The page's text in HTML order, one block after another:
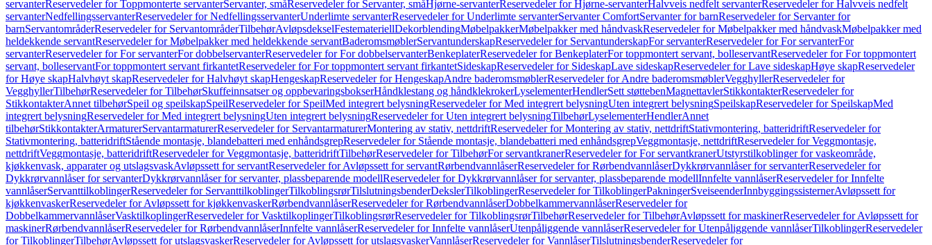
servanterReservedeler for Toppmonterte servanterServanter, småReservedeler for Servanter, småHjørne-servanterReservedeler for Hjørne-servanterHalvveis nedfelt servanterReservedeler for Halvveis nedfelt
servanterNedfellingsservanterReservedeler for NedfellingsservanterUnderlimte servanterReservedeler for Underlimte servanterServanter ComfortServanter for barnReservedeler for Servanter for
barnServantområderReservedeler for ServantområderTilbehørAvløpsdekselFestemateriellDekorblendingMøbelpakkerMøbelpakker med håndvaskReservedeler for Møbelpakker med håndvaskMøbelpakker med
heldekkende servantReservedeler for Møbelpakker med heldekkende servantBaderomsmøblerServantunderskapReservedeler for ServantunderskapFor servanterReservedeler for For servanterFor
servanterReservedeler for For servanterFor dobbelservanterReservedeler for For dobbelservanterBenkeplaterReservedeler for BenkeplaterFor toppmontert servant, bolleservantReservedeler for For toppmontert
servant, bolleservantFor toppmontert servant firkantetReservedeler for For toppmontert servant firkantetSideskapReservedeler for SideskapLave sideskapReservedeler for Lave sideskapHøye skapReservedeler
for Høye skapHalvhøyt skapReservedeler for Halvhøyt skapHengeskapReservedeler for HengeskapAndre baderomsmøblerReservedeler for Andre baderomsmøblerVegghyllerReservedeler for
VegghyllerTilbehørReservedeler for TilbehørSkuffeinnsatser og oppbevaringsbokserHåndklestang og håndklekrokerLyselementerHendlerSett støttebenMagnettavlerStikkontakterReservedeler for
StikkontakterAnnet tilbehørSpeil og speilskapSpeilReservedeler for SpeilMed integrert belysningReservedeler for Med integrert belysningUten integrert belysningSpeilskapReservedeler for SpeilskapMed
integrert belysningReservedeler for Med integrert belysningUten integrert belysningReservedeler for Uten integrert belysningTilbehørLyselementerHendlerAnnet
tilbehørStikkontakterArmaturerServantarmaturerReservedeler for ServantarmaturerMontering av stativ, nettdriftReservedeler for Montering av stativ, nettdriftStativmontering, batteridriftReservedeler for
Stativmontering, batteridriftStående montasje, blandebatteri med enhåndsgrepReservedeler for Stående montasje, blandebatteri med enhåndsgrepVeggmontasje, nettdriftReservedeler for Veggmontasje,
nettdriftVeggmontasje, batteridriftReservedeler for Veggmontasje, batteridriftTilbehørReservedeler for TilbehørFor servantkranerReservedeler for For servantkranerUtstyrstilkoblinger for vaskeområde,
kjøkkenvask, apparater og utslagsvaskAvløpssett for servantReservedeler for Avløpssett for servantRørbendvannlåserReservedeler for RørbendvannlåserDykkrørvannlåser for servanterReservedeler for
Dykkrørvannlåser for servanterDykkrørvannlåser for servanter, plassbeparende modellReservedeler for Dykkrørvannlåser for servanter, plassbeparende modellInnfelte vannlåserReservedeler for Innfelte
vannlåserServanttilkoblingerReservedeler for ServanttilkoblingerTilkoblingsrørTilslutningsbenderDekslerTilkoblingerReservedeler for TilkoblingerPakningerSveiseenderInnbyggingssisternerAvløpssett for
kjøkkenvaskerReservedeler for Avløpssett for kjøkkenvaskerRørbendvannlåserReservedeler for RørbendvannlåserDobbelkammervannlåserReservedeler for
DobbelkammervannlåserVasktilkoplingerReservedeler for VasktilkoplingerTilkoblingsrørReservedeler for TilkoblingsrørTilbehørReservedeler for TilbehørAvløpssett for maskinerReservedeler for Avløpssett for
maskinerRørbendvannlåserReservedeler for RørbendvannlåserInnfelte vannlåserReservedeler for Innfelte vannlåserUtenpåliggende vannlåserReservedeler for Utenpåliggende vannlåserTilkoblingerReservedeler
for TilkoblingerTilbehørAvløpssett for utslagsvaskerReservedeler for Avløpssett for utslagsvaskerVannlåserReservedeler for VannlåserTilslutningsbenderReservedeler for